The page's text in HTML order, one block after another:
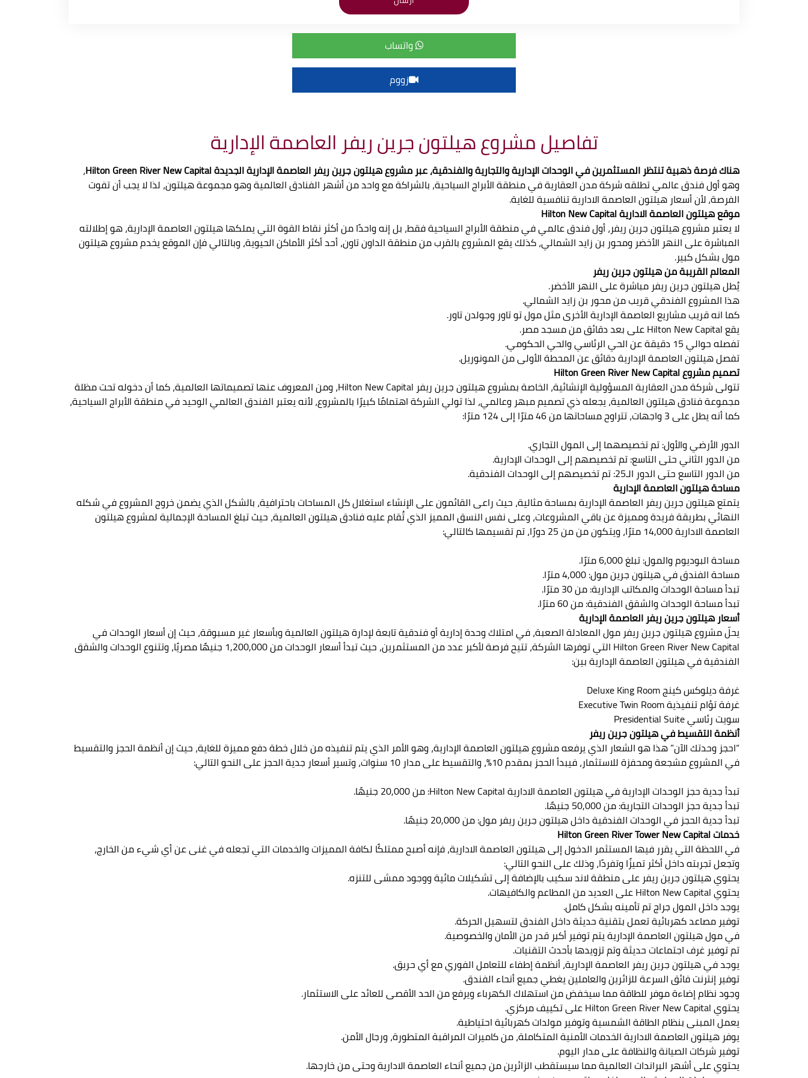
واتساب
زووم
تفاصيل مشروع هيلتون جرين ريفر العاصمة الإدارية
هناك فرصة ذهبية تنتظر المستثمرين في الوحدات الإدارية والتجارية والفندقية، عبر مشروع هيلتون جرين ريفر العاصمة الإدارية الجديدة Hilton Green River New Capital
،
وهو أول فندق عالمي تطلقه شركة مدن العقارية في منطقة الأبراج السياحية، بالشراكة مع واحد من أشهر الفنادق العالمية وهو مجموعة هيلتون، لذا لا يجب أن تفوت
الفرصة، لأن أسعار هيلتون العاصمة الادارية تنافسية للغاية.
موقع هيلتون العاصمة الادارية Hilton New Capital
لا يعتبر مشروع هيلتون جرين ريفر، أول فندق عالمي في منطقة الأبراج السياحية فقط، بل إنه واحدًا من أكثر نقاط القوة التي يملكها هيلتون العاصمة الإدارية، هو إطلالته
المباشرة على النهر الأخضر ومحور بن زايد الشمالي، كذلك يقع المشروع بالقرب من منطقة الداون تاون، أحد أكثر الأماكن الحيوية، وبالتالي فإن الموقع يخدم مشروع هيلتون
مول بشكل كبير.
المعالم القريبة من هيلتون جرين ريفر
يُطل هيلتون جرين ريفر مباشرة على النهر الأخضر.
هذا المشروع الفندقي قريب من محور بن زايد الشمالي.
كما انه قريب مشاريع العاصمة الإدارية الأخرى مثل مول تو تاور وجولدن تاور.
يقع Hilton New Capital على بعد دقائق من مسجد مصر.
تفصله حوالي 15 دقيقة عن الحي الرئاسي والحي الحكومي.
تفصل هيلتون العاصمة الإدارية دقائق عن المحطة الأولى من المونوريل.
تصميم مشروع Hilton Green River New Capital
تتولى شركة مدن العقارية المسؤولية الإنشائية، الخاصة بمشروع هيلتون جرين ريفر Hilton New Capital، ومن المعروف عنها تصميماتها العالمية، كما أن دخوله تحت مظلة
مجموعة فنادق هيلتون العالمية، يجعله ذي تصميم مبهر وعالمي، لذا تولي الشركة اهتمامًا كبيرًا بالمشروع، لأنه يعتبر الفندق العالمي الوحيد في منطقة الأبراج السياحية،
كما أنه يطل على 3 واجهات، تتراوح مساحاتها من 46 مترًا إلى 124 مترًا:
الدور الأرضي والأول: تم تخصيصهما إلى المول التجاري.
من الدور الثاني حتى التاسع: تم تخصيصهم إلى الوحدات الإدارية.
من الدور التاسع حتى الدور الـ25: تم تخصيصهم إلى الوحدات الفندقية.
مساحة هيلتون العاصمة الإدارية
يتمتع هيلتون جرين ريفر العاصمة الإدارية بمساحة مثالية، حيث راعى القائمون على الإنشاء استغلال كل المساحات باحترافية، بالشكل الذي يضمن خروج المشروع في شكله
النهائي بطريقة فريدة ومميزة عن باقي المشروعات، وعلى نفس النسق المميز الذي تُقام عليه فنادق هيلتون العالمية، حيث تبلغ المساحة الإجمالية لمشروع هيلتون
العاصمة الادارية 14,000 مترًا، ويتكون من من 25 دورًا، تم تقسيمها كالتالي:
مساحة البوديوم والمول: تبلغ 6,000 مترًا.
مساحة الفندق في هيلتون جرين مول: 4,000 مترًا.
تبدأ مساحة الوحدات والمكاتب الإدارية: من 30 مترًا.
تبدأ مساحة الوحدات والشقق الفندقية: من 60 مترًا.
أسعار هيلتون جرين ريفر العاصمة الإدارية
يحلّ مشروع هيلتون جرين ريفر مول المعادلة الصعبة، في امتلاك وحدة إدارية أو فندقية تابعة لإدارة هيلتون العالمية وبأسعار غير مسبوقة، حيث إن أسعار الوحدات في
Hilton Green River New Capital التي توفرها الشركة، تتيح فرصة لأكبر عدد من المستثمرين، حيث تبدأ أسعار الوحدات من 1,200,000 جنيهًا مصريًا، وتتنوع الوحدات والشقق
الفندقية في هيلتون العاصمة الإدارية بين:
غرفة ديلوكس كينج Deluxe King Room
غرفة تؤام تنفيذية Executive Twin Room
سويت رئاسي Presidential Suite
أنظمة التقسيط في هيلتون جرين ريفر
“احجز وحدتك الآن” هذا هو الشعار الذي يرفعه مشروع هيلتون العاصمة الإدارية، وهو الأمر الذي يتم تنفيذه من خلال خطة دفع مميزة للغاية، حيث إن أنظمة الحجز والتقسيط
في المشروع مشجعة ومحفزة للاستثمار، فيبدأ الحجز بمقدم 10%، والتقسيط على مدار 10 سنوات، وتسير أسعار جدية الحجز على النحو التالي:
تبدأ جدية حجز الوحدات الإدارية في هيلتون العاصمة الادارية Hilton New Capital: من 20,000 جنيهًا.
تبدأ جدية حجز الوحدات التجارية: من 50,000 جنيهًا.
تبدأ جدية الحجز في الوحدات الفندقية داخل هيلتون جرين ريفر مول: من 20,000 جنيهًا.
خدمات Hilton Green River Tower New Capital
في اللحظة التي يقرر فيها المستثمر الدخول إلى هيلتون العاصمة الادارية، فإنه أصبح ممتلكًا لكافة المميزات والخدمات التي تجعله في غنى عن أي شيء من الخارج،
وتجعل تجربته داخل أكثر تميزًا وتفردًا، وذلك على النحو التالي:
يحتوي هيلتون جرين ريفر على منطقة لاند سكيب بالإضافة إلى تشكيلات مائية ووجود ممشى للتنزه.
يحتوي Hilton New Capital على العديد من المطاعم والكافيهات.
يوجد داخل المول جراج تم تأمينه بشكل كامل.
توفير مصاعد كهربائية تعمل بتقنية حديثة داخل الفندق لتسهيل الحركة.
في مول هيلتون العاصمة الإدارية يتم توفير أكبر قدر من الأمان والخصوصية.
تم توفير غرف اجتماعات حديثة وتم تزويدها بأحدث التقنيات.
يوجد في هيلتون جرين ريفر العاصمة الإدارية، أنظمة إطفاء للتعامل الفوري مع أي حريق.
توفير إنترنت فائق السرعة للزائرين والعاملين يغطي جميع أنحاء الفندق.
وجود نظام إضاءة موفر للطاقة مما سيخفض من استهلاك الكهرباء ويرفع من الحد الأقصى للعائد على الاستثمار.
يحتوي Hilton Green River New Capital على تكييف مركزي.
يعمل المبنى بنظام الطاقة الشمسية وتوفير مولدات كهربائية احتياطية.
يوفر هيلتون العاصمة الادارية الخدمات الأمنية المتكاملة، من كاميرات المراقبة المتطورة، ورجال الأمن.
توفير شركات الصيانة والنظافة على مدار اليوم.
يحتوي على أشهر البراندات العالمية مما سيستقطب الزائرين من جميع أنحاء العاصمة الادارية وحتى من خارجها.